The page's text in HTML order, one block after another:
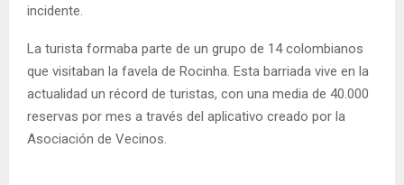
incidente.
La turista formaba parte de un grupo de 14 colombianos
que visitaban la favela de Rocinha. Esta barriada vive en la
actualidad un récord de turistas, con una media de 40.000
reservas por mes a través del aplicativo creado por la
Asociación de Vecinos.